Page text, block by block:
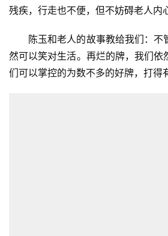
残疾，行走也不便，但不妨碍老人内
陈玉和老人的故事教给我们：不
然可以笑对生活。再烂的牌，我们依
们可以掌控的为数不多的好牌，打得